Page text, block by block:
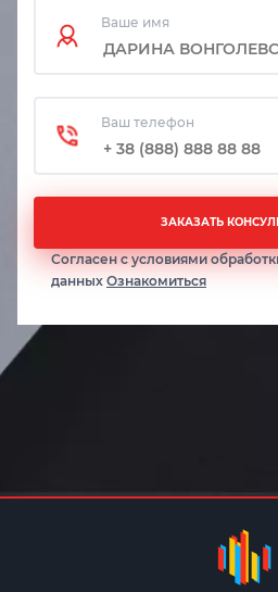
Ваше имя
Ваш телефон
ЗАКАЗАТЬ
Согласен с условиями
данных Ознакомиться